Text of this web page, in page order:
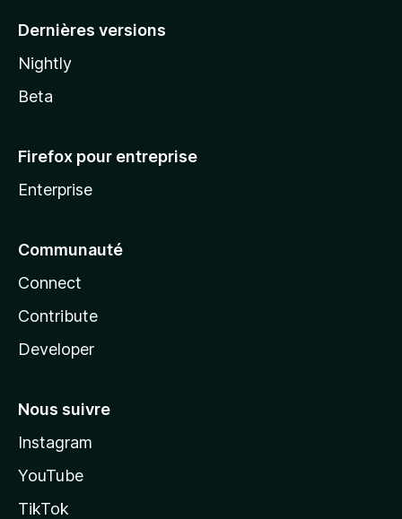
Dernières versions
Nightly
Beta
Firefox pour entreprise
Enterprise
Communauté
Connect
Contribute
Developer
Nous suivre
Instagram
YouTube
TikTok